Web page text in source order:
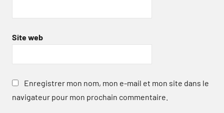
Site web
Enregistrer mon nom, mon e-mail et mon site dans le
navigateur pour mon prochain commentaire.